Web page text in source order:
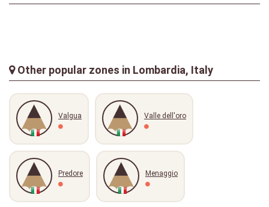
Other popular zones in Lombardia, Italy
Valgua Valle dell'oro
Predore Menaggio